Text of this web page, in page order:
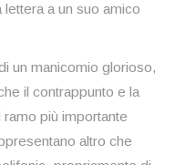
lettera a un suo amico
manicomio glorioso,
il contrappunto e la
più importante
altro che